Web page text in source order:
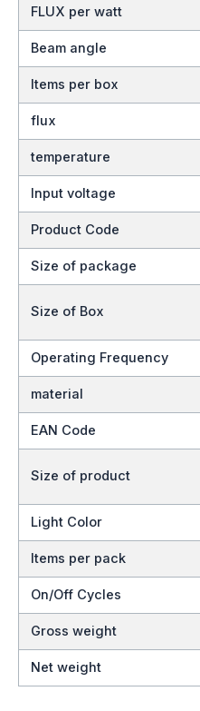
FLUX per watt
Beam angle
Items per box
flux
temperature
Input voltage
Product Code
Size of package
Size of Box
Operating Frequency
material
EAN Code
Size of product
Light Color
Items per pack
On/Off Cycles
Gross weight
Net weight